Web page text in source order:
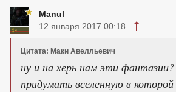
Manul
12 января 2017 00:18
Цитата: Маки Авелльевич
ну и на херь нам эти
придумать вселенную в